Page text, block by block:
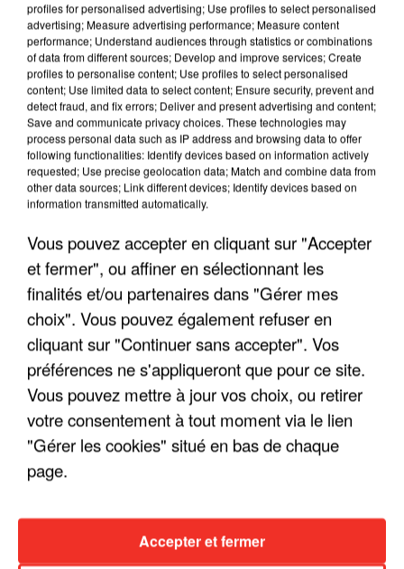
LES INTERVIEWS CHANTE
FRANCE
Voir plus
ENFOIRÉS"
"ON A TOUS LE TRAC"
"ON N'EST PAS DES PARENTS
profiles for personalised advertising; Use profiles to select personalised
advertising; Measure advertising performance; Measure content
performance; Understand audiences through statistics or combinations
of data from different sources; Develop and improve services; Create
profiles to personalise content; Use profiles to select personalised
content; Use limited data to select content; Ensure security, prevent and
detect fraud, and fix errors; Deliver and present advertising and content;
Save and communicate privacy choices. These technologies may
process personal data such as IP address and browsing data to offer
following functionalities: Identify devices based on information actively
requested; Use precise geolocation data; Match and combine data from
other data sources; Link different devices; Identify devices based on
information transmitted automatically.
Vous pouvez accepter en cliquant sur "Accepter
et fermer", ou affiner en sélectionnant les
finalités et/ou partenaires dans "Gérer mes
choix". Vous pouvez également refuser en
cliquant sur "Continuer sans accepter". Vos
préférences ne s'appliqueront que pour ce site.
Vous pouvez mettre à jour vos choix, ou retirer
votre consentement à tout moment via le lien
"Gérer les cookies" situé en bas de chaque
page.
Accepter et fermer